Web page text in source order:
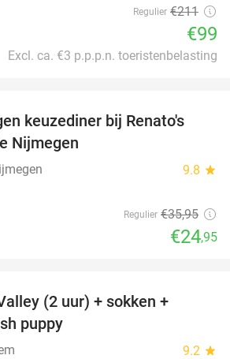
Regulier €211
€99
Excl. ca. €3 p.p.p.n. toeristenbelasting
31%
keuzediner bij Renato's
Nijmegen
9.8 star
Regulier €35,95
€24,95
(2 uur) + sokken +
puppy
9.2 star